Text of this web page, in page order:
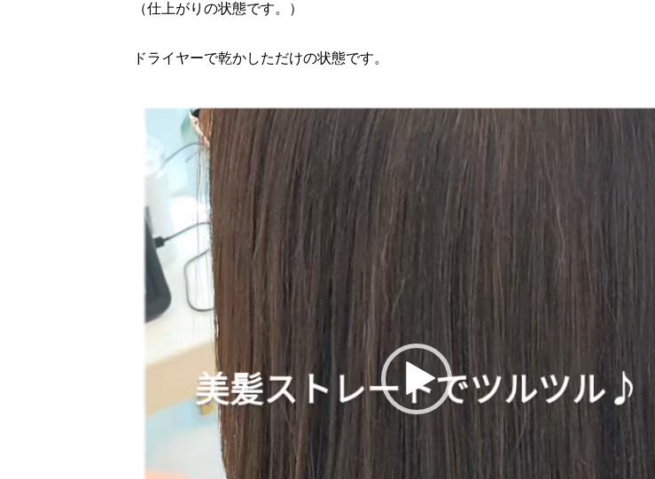
（仕上がりの状態です。）
ドライヤーで乾かしただけの状態です。